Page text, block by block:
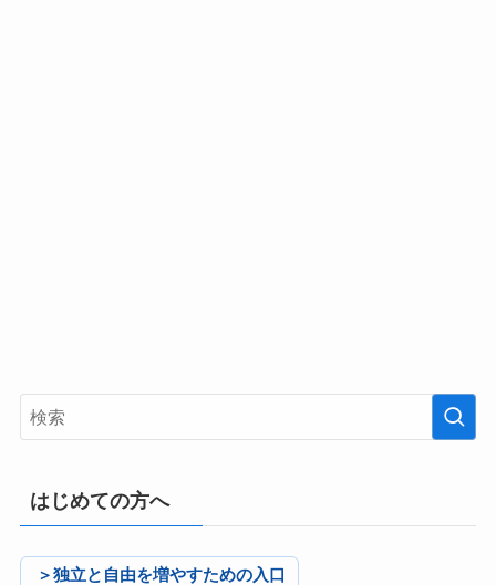
はじめての方へ
＞独立と自由を増やすための入口